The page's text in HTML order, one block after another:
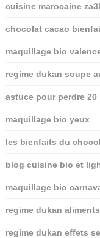
cuisine marocaine
chocolat cacao
maquillage bio
regime dukan soupe
astuce pour perdre 20
maquillage bio yeux
les bienfaits du
blog cuisine bio et
maquillage bio
regime dukan
regime dukan effets